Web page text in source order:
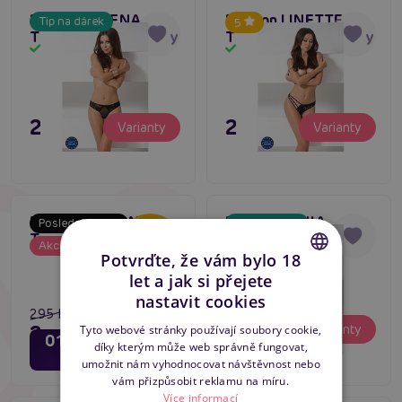
Tip na dárek
Passion OMENA
Thong černé kalhotky
Skladem
295 Kč Varianty
5
Passion LINETTE
Thong černé kalhotky
Skladem
295 Kč Varianty
Poslední šance
Akce
01 dní 11 hodin
58 minut
Passion ANTONINA
Thong černé kalhotky
Skladem
295 Kč
236 Kč Varianty
Tip na dárek
Passion SENIA
THONG černé
krajkové kalhotky
Skladem
295 Kč Varianty
ENGLISH
Potvrďte, že vám bylo 18
let a jak si přejete
nastavit cookies
Tyto webové stránky používají soubory cookie,
díky kterým může web správně fungovat,
umožnit nám vyhodnocovat návštěvnost nebo
vám přizpůsobit reklamu na míru.
Více informací